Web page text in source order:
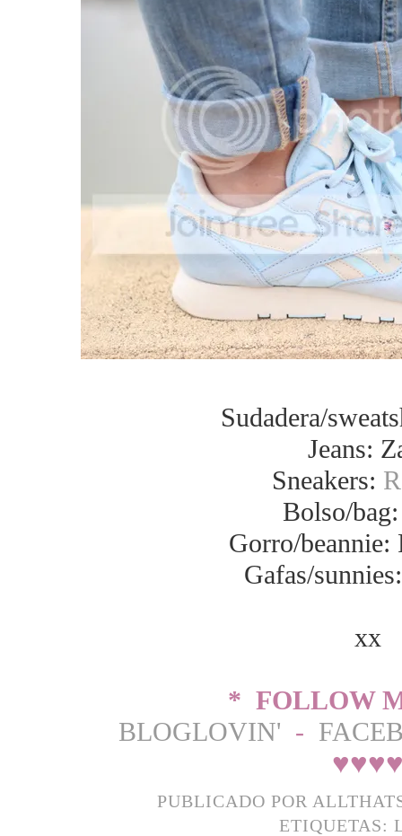
Sudadera/
Jeans:
Sneakers:
Bolso/
Gorro/beannie:
Gafas/
xx
* FOLLOW
BLOGLOVIN' -
♥♥♥
PUBLICADO POR
ETIQUETAS: